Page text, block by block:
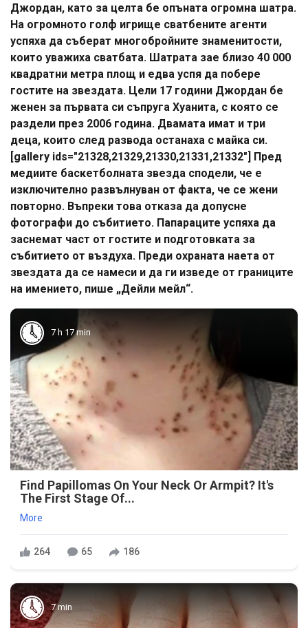
Джордан, като за целта бе опъната огромна шатра.
На огромното голф игрище сватбените агенти
успяха да съберат многобройните знаменитости,
които уважиха сватбата. Шатрата зае близо 40 000
квадратни метра площ и едва успя да побере
гостите на звездата. Цели 17 години Джордан бе
женен за първата си съпруга Хуанита, с която се
раздели през 2006 година. Двамата имат и три
деца, които след развода останаха с майка си.
[gallery ids="21328,21329,21330,21331,21332"] Пред
медиите баскетболната звезда сподели, че е
изключително развълнуван от факта, че се жени
повторно. Въпреки това отказа да допусне
фотографи до събитието. Папараците успяха да
заснемат част от гостите и подготовката за
събитието от въздуха. Преди охраната наета от
звездата да се намеси и да ги изведе от границите
на имението, пише „Дейли мейл“.
7 h 17 min
Find Papillomas On Your Neck Or Armpit? It's
The First Stage Of...
More
264 65 186
7 min